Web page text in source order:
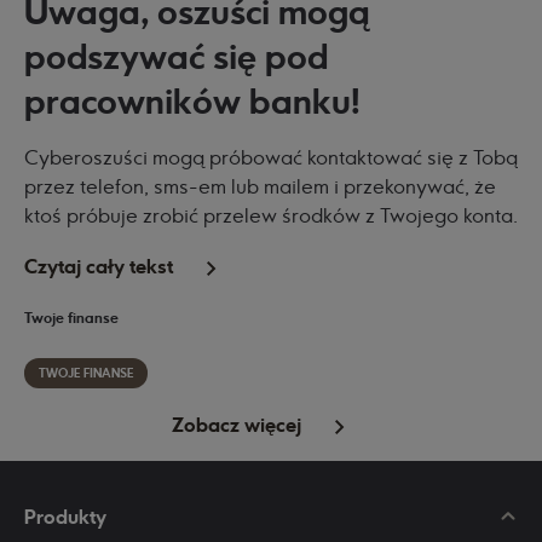
Uwaga, oszuści mogą
podszywać się pod
pracowników banku!
Cyberoszuści mogą próbować kontaktować się z Tobą
przez telefon, sms-em lub mailem i przekonywać, że
ktoś próbuje zrobić przelew środków z Twojego konta.
Czytaj cały tekst
Twoje finanse
TWOJE FINANSE
Zobacz więcej
Produkty